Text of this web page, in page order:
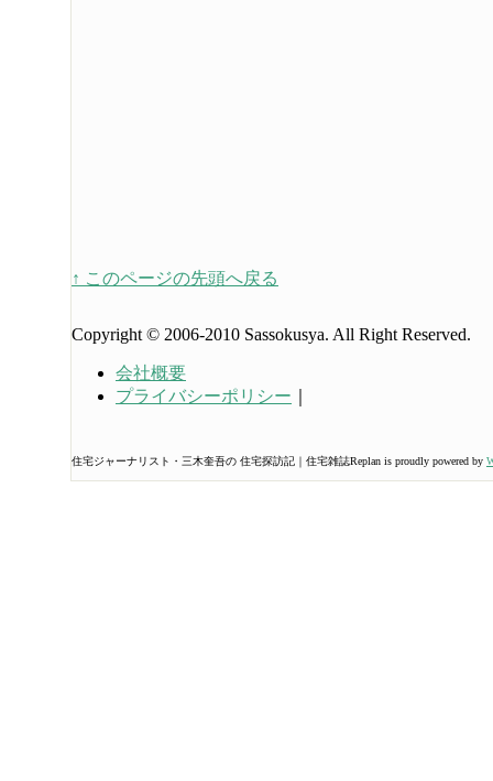
↑ このページの先頭へ戻る
Copyright © 2006-2010 Sassokusya. All Right Reserved.
会社概要
プライバシーポリシー
住宅ジャーナリスト・三木奎吾の 住宅探訪記｜住宅雑誌Replan is proudly powered by